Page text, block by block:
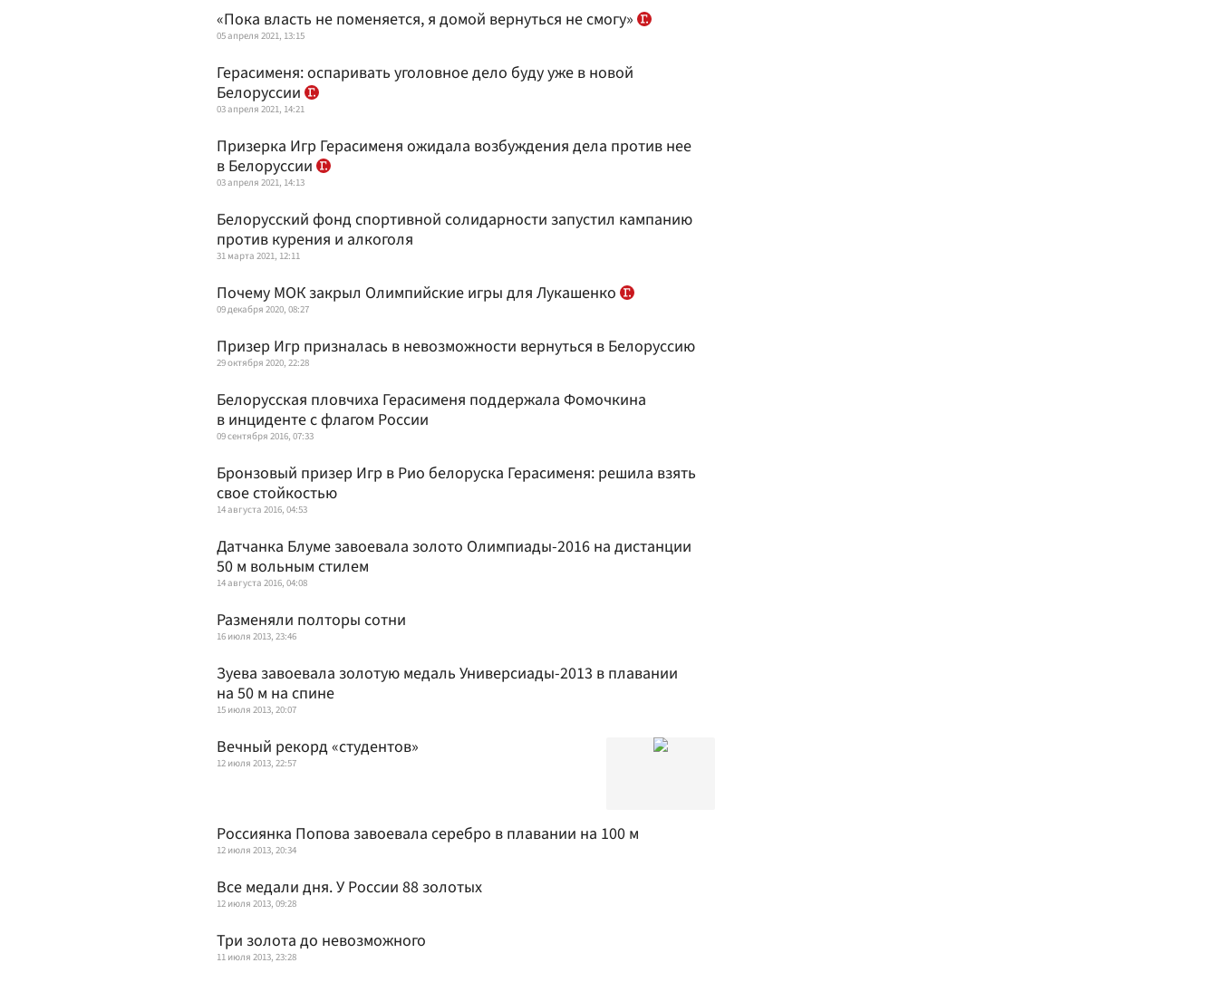
«Пока власть не поменяется, я домой вернуться не смогу»
05 апреля 2021, 13:15
Герасименя: оспаривать уголовное дело буду уже в новой
Белоруссии
03 апреля 2021, 14:21
Призерка Игр Герасименя ожидала возбуждения дела против нее
в Белоруссии
03 апреля 2021, 14:13
Белорусский фонд спортивной солидарности запустил кампанию
против курения и алкоголя
31 марта 2021, 12:11
Почему МОК закрыл Олимпийские игры для Лукашенко
09 декабря 2020, 08:27
Призер Игр призналась в невозможности вернуться в Белоруссию
29 октября 2020, 22:28
Белорусская пловчиха Герасименя поддержала Фомочкина
в инциденте с флагом России
09 сентября 2016, 07:33
Бронзовый призер Игр в Рио белоруска Герасименя: решила взять
свое стойкостью
14 августа 2016, 04:53
Датчанка Блуме завоевала золото Олимпиады-2016 на дистанции
50 м вольным стилем
14 августа 2016, 04:08
Разменяли полторы сотни
16 июля 2013, 23:46
Зуева завоевала золотую медаль Универсиады-2013 в плавании
на 50 м на спине
15 июля 2013, 20:07
Вечный рекорд «студентов»
12 июля 2013, 22:57
Россиянка Попова завоевала серебро в плавании на 100 м
12 июля 2013, 20:34
Все медали дня. У России 88 золотых
12 июля 2013, 09:28
Три золота до невозможного
11 июля 2013, 23:28